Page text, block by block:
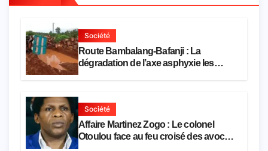
Société
Route Bambalang-Bafanji : La
dégradation de l’axe asphyxie les
Société
Affaire Martinez Zogo : Le colonel
Otoulou face au feu croisé des avocats